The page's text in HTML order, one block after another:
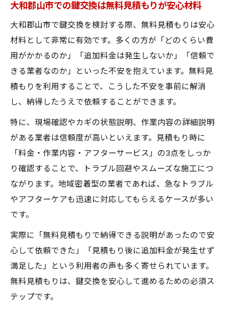
大和郡山市での鍵交換は無料見積もりが安心材料
大和郡山市で鍵交換を検討する際、無料見積もりは安心
材料として非常に有効です。多くの方が「どのくらい費
用がかかるのか」「追加料金は発生しないか」「信頼で
きる業者なのか」といった不安を抱えています。無料見
積もりを利用することで、こうした不安を事前に解消
し、納得したうえで依頼することができます。
特に、現場確認やカギの状態説明、作業内容の詳細説明
がある業者は信頼度が高いといえます。見積もり時に
「料金・作業内容・アフターサービス」の3点をしっか
り確認することで、トラブル回避やスムーズな施工につ
ながります。地域密着型の業者であれば、急なトラブル
やアフターケアも迅速に対応してもらえるケースが多い
です。
実際に「無料見積もりで納得できる説明があったので安
心して依頼できた」「見積もり後に追加料金が発生せず
満足した」という利用者の声も多く寄せられています。
無料見積もりは、鍵交換を安心して進めるための必須ス
テップです。